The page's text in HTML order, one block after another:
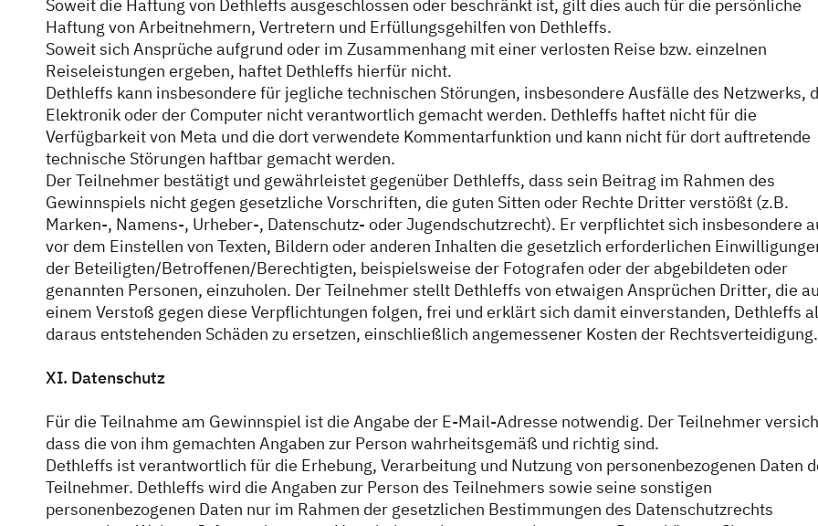
Soweit die Haftung von Dethleffs ausgeschlossen oder beschränkt ist, gilt dies auch für die persönliche
Haftung von Arbeitnehmern, Vertretern und Erfüllungsgehilfen von Dethleffs.
Soweit sich Ansprüche aufgrund oder im Zusammenhang mit einer verlosten Reise bzw. einzelnen
Reiseleistungen ergeben, haftet Dethleffs hierfür nicht.
Dethleffs kann insbesondere für jegliche technischen Störungen, insbesondere Ausfälle des Netzwerks,
Elektronik oder der Computer nicht verantwortlich gemacht werden. Dethleffs haftet nicht für die
Verfügbarkeit von Meta und die dort verwendete Kommentarfunktion und kann nicht für dort auftretende
technische Störungen haftbar gemacht werden.
Der Teilnehmer bestätigt und gewährleistet gegenüber Dethleffs, dass sein Beitrag im Rahmen des
Gewinnspiels nicht gegen gesetzliche Vorschriften, die guten Sitten oder Rechte Dritter verstößt (z.B.
Marken-, Namens-, Urheber-, Datenschutz- oder Jugendschutzrecht). Er verpflichtet sich insbesondere
vor dem Einstellen von Texten, Bildern oder anderen Inhalten die gesetzlich erforderlichen
der Beteiligten/Betroffenen/Berechtigten, beispielsweise der Fotografen oder der abgebildeten oder
genannten Personen, einzuholen. Der Teilnehmer stellt Dethleffs von etwaigen Ansprüchen Dritter, die
einem Verstoß gegen diese Verpflichtungen folgen, frei und erklärt sich damit einverstanden, Dethleffs
daraus entstehenden Schäden zu ersetzen, einschließlich angemessener Kosten der Rechtsverteidigung.
XI. Datenschutz
Für die Teilnahme am Gewinnspiel ist die Angabe der E-Mail-Adresse notwendig. Der Teilnehmer
dass die von ihm gemachten Angaben zur Person wahrheitsgemäß und richtig sind.
Dethleffs ist verantwortlich für die Erhebung, Verarbeitung und Nutzung von personenbezogenen Daten
Teilnehmer. Dethleffs wird die Angaben zur Person des Teilnehmers sowie seine sonstigen
personenbezogenen Daten nur im Rahmen der gesetzlichen Bestimmungen des Datenschutzrechts